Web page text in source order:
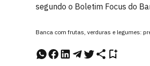
segundo o Boletim Focus do
Banca com frutas, verduras e legumes: